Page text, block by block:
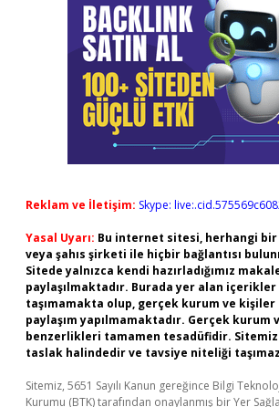
Reklam ve İletişim: Skype:
Yasal Uyarı: Bu internet sitesi, herhangi
veya şahıs şirketi ile hiçbir bağlantısı
Sitede yalnızca kendi hazırladığımız
paylaşılmaktadır. Burada yer alan
taşımamakta olup, gerçek kurum ve kişiler
paylaşım yapılmamaktadır. Gerçek kurum
benzerlikleri tamamen tesadüfidir.
taslak halindedir ve tavsiye niteliği
Sitemiz, 5651 Sayılı Kanun gereğince Bilgi
Kurumu (BTK) tarafından onaylanmış bir Yer